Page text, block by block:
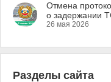
Отмена
о задержании
26 мая 2026
Разделы сайта